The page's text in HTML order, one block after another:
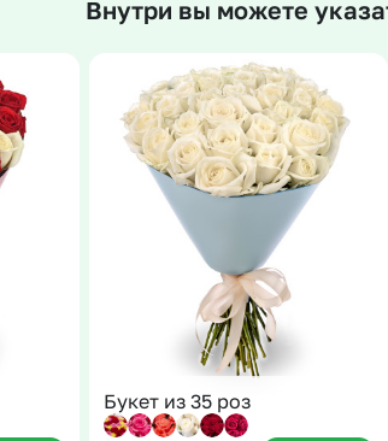
Сухоцветы
Эустома
Внутри вы можете
Букет из 35 роз